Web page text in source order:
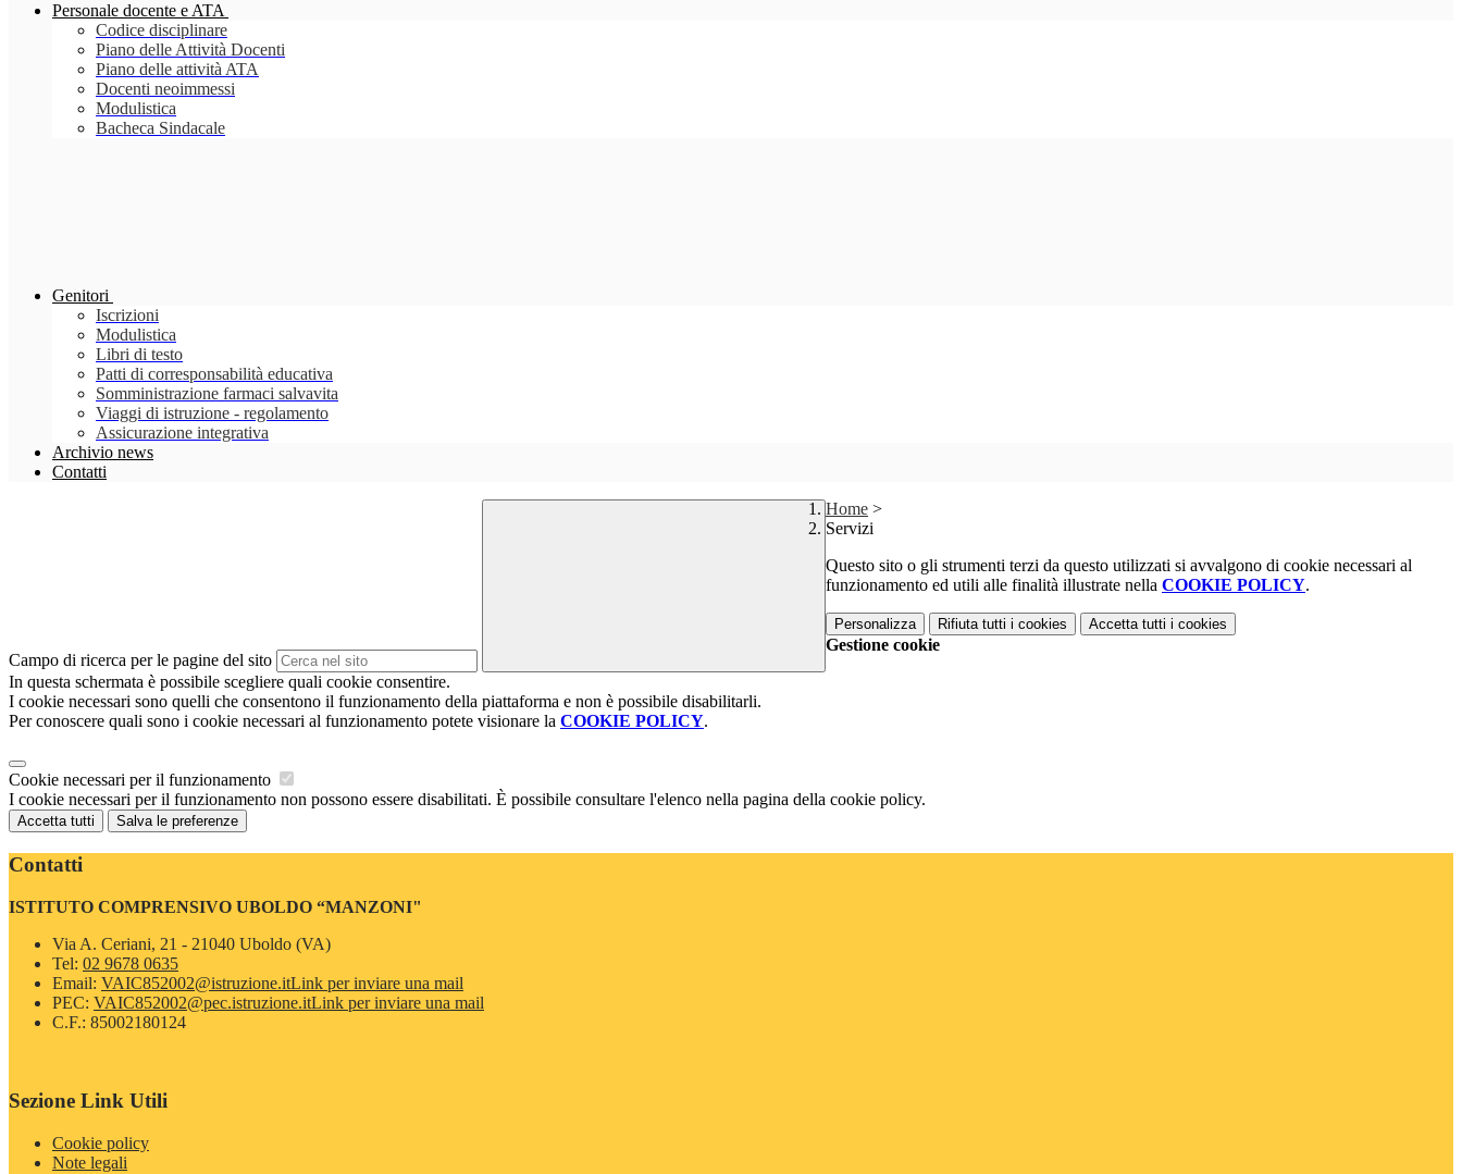
Personale docente e ATA
Codice disciplinare
Piano delle Attività Docenti
Piano delle attività ATA
Docenti neoimmessi
Modulistica
Bacheca Sindacale
Genitori
Iscrizioni
Modulistica
Libri di testo
Patti di corresponsabilità educativa
Somministrazione farmaci salvavita
Viaggi di istruzione - regolamento
Assicurazione integrativa
Archivio news
Contatti
Campo di ricerca per le pagine del sito
Home >
Servizi
Questo sito o gli strumenti terzi da questo utilizzati si avvalgono di cookie necessari al
funzionamento ed utili alle finalità illustrate nella COOKIE POLICY.
Personalizza Rifiuta tutti i cookies Accetta tutti i cookies
Gestione cookie
In questa schermata è possibile scegliere quali cookie consentire.
I cookie necessari sono quelli che consentono il funzionamento della piattaforma e non è possibile disabilitarli.
Per conoscere quali sono i cookie necessari al funzionamento potete visionare la COOKIE POLICY.
Cookie necessari per il funzionamento
I cookie necessari per il funzionamento non possono essere disabilitati. È possibile consultare l'elenco nella pagina della cookie policy.
Accetta tutti Salva le preferenze
Contatti
ISTITUTO COMPRENSIVO UBOLDO “MANZONI"
Via A. Ceriani, 21 - 21040 Uboldo (VA)
Tel: 02 9678 0635
Email: VAIC852002@istruzione.itLink per inviare una mail
PEC: VAIC852002@pec.istruzione.itLink per inviare una mail
C.F.: 85002180124
Sezione Link Utili
Cookie policy
Note legali